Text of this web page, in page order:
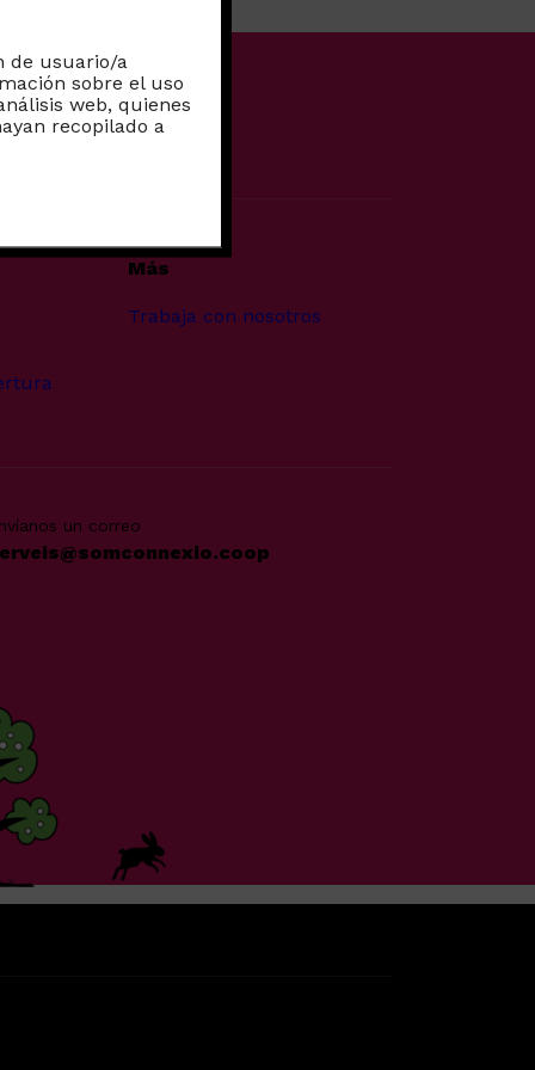
de usuario/a
sobre el uso
web, quienes
recopilado a
Más
Trabaja con nosotros
un correo